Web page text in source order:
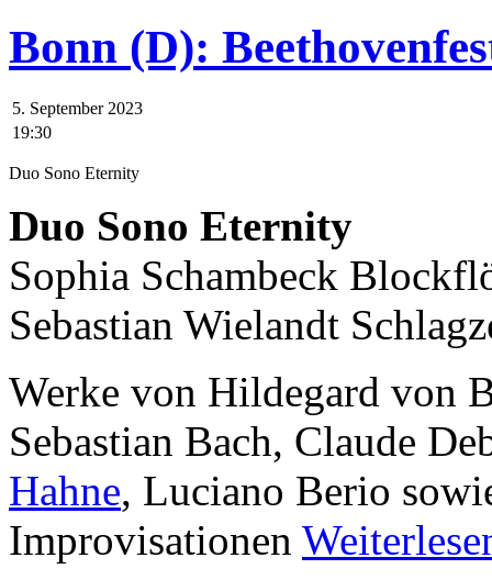
Bonn (D):
5. September 2023
19:30
Duo Sono Eternity
Duo Sono Eternity
Sophia Schambeck
Sebastian Wielandt
Werke von Hildegard von
Sebastian Bach, Claude
Hahne, Luciano Berio
Improvisationen